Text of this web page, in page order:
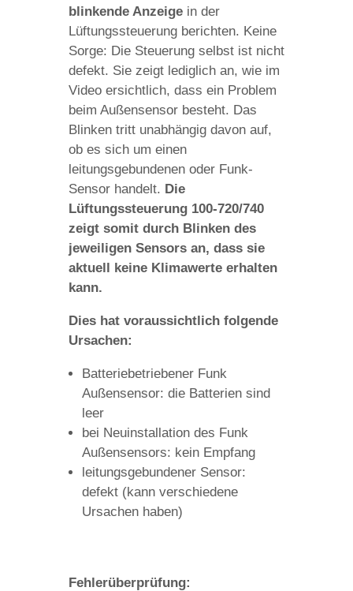
blinkende Anzeigein der
Lüftungssteuerung berichten. Keine
Sorge: Die Steuerung selbst ist nicht
defekt. Sie zeigt lediglich an, wie im
Video ersichtlich, dass ein Problem
beim Außensensor besteht. Das
Blinken tritt unabhängig davon auf,
ob es sich um einen
leitungsgebundenen oder Funk-
Sensor handelt. Die
Lüftungssteuerung 100-720/740
zeigt somit durch Blinken des
jeweiligen Sensors an, dass sie
aktuell keine Klimawerte erhalten
kann.
Dies hat voraussichtlich folgende
Ursachen:
Batteriebetriebener Funk
Außensensor: die Batterien sind
leer
bei Neuinstallation des Funk
Außensensors: kein Empfang
leitungsgebundener Sensor:
defekt (kann verschiedene
Ursachen haben)
Fehlerüberprüfung: